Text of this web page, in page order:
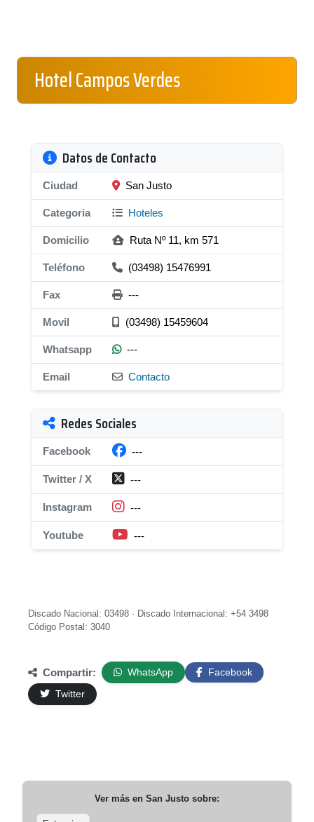
Hotel Campos Verdes
Datos de Contacto
Ciudad San Justo
Categoria Hoteles
Domicilio Ruta Nº 11, km 571
Teléfono (03498) 15476991
Fax ---
Movil (03498) 15459604
Whatsapp ---
Email Contacto
Redes Sociales
Facebook ---
Twitter / X ---
Instagram ---
Youtube ---
Discado Nacional: 03498 · Discado Internacional: +54 3498
Código Postal: 3040
Compartir: WhatsApp
Facebook
Twitter
Ver más en San Justo sobre: